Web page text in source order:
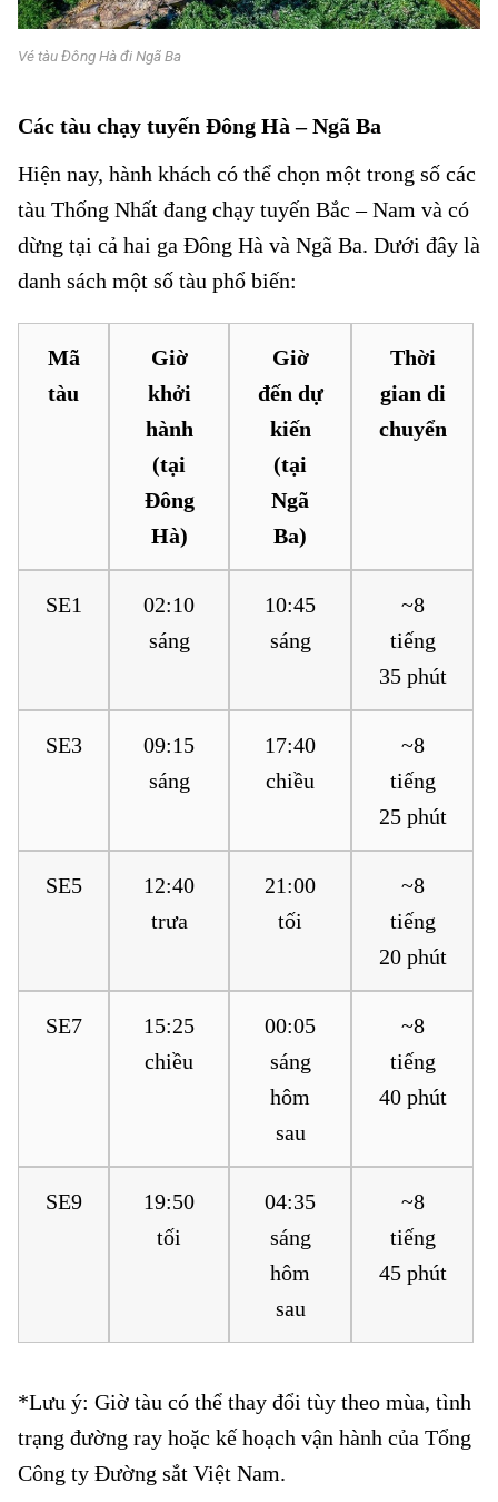
Vé tàu Đông Hà đi Ngã Ba
Các tàu chạy tuyến Đông Hà – Ngã Ba
Hiện nay, hành khách có thể chọn một trong số các
tàu Thống Nhất đang chạy tuyến Bắc – Nam và có
dừng tại cả hai ga Đông Hà và Ngã Ba. Dưới đây là
danh sách một số tàu phổ biến:
Mã
tàu
Giờ
khởi
hành
(tại
Đông
Hà)
Giờ
đến dự
kiến
(tại
Ngã
Ba)
Thời
gian di
chuyển
SE1
02:10
sáng
10:45
sáng
~8
tiếng
35 phút
SE3
09:15
sáng
17:40
chiều
~8
tiếng
25 phút
SE5
12:40
trưa
21:00
tối
~8
tiếng
20 phút
SE7
15:25
chiều
00:05
sáng
hôm
sau
~8
tiếng
40 phút
SE9
19:50
tối
04:35
sáng
hôm
sau
~8
tiếng
45 phút
*Lưu ý: Giờ tàu có thể thay đổi tùy theo mùa, tình
trạng đường ray hoặc kế hoạch vận hành của Tổng
Công ty Đường sắt Việt Nam.